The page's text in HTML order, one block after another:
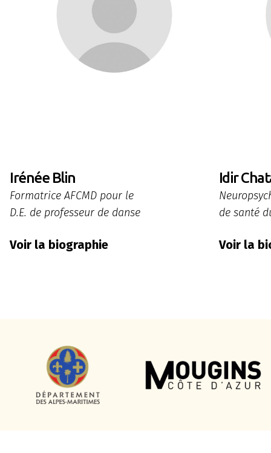
Irénée Blin
Formatrice AFCMD pour le
D.E. de professeur de danse
Voir la biographie
Idir
de santé
Voir la